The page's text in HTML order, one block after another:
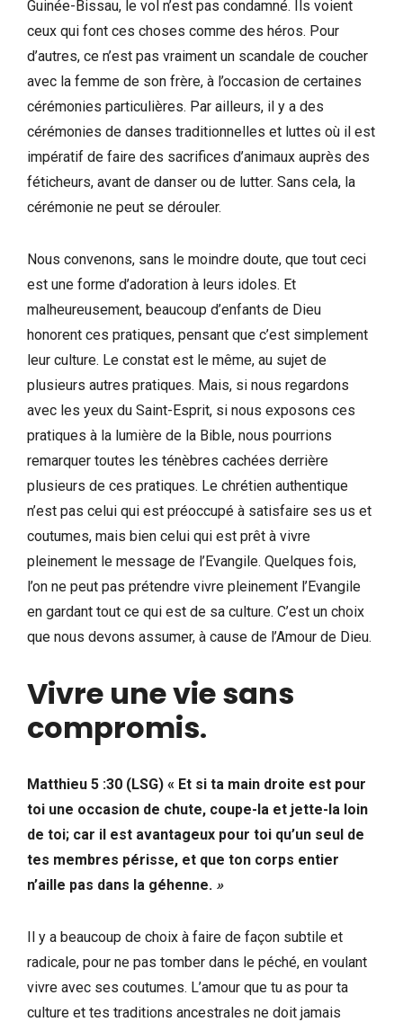
Guinée-Bissau, le vol n’est pas condamné. Ils voient
ceux qui font ces choses comme des héros. Pour
d’autres, ce n’est pas vraiment un scandale de coucher
avec la femme de son frère, à l’occasion de certaines
cérémonies particulières. Par ailleurs, il y a des
cérémonies de danses traditionnelles et luttes où il est
impératif de faire des sacrifices d’animaux auprès des
féticheurs, avant de danser ou de lutter. Sans cela, la
cérémonie ne peut se dérouler.
Nous convenons, sans le moindre doute, que tout ceci
est une forme d’adoration à leurs idoles. Et
malheureusement, beaucoup d’enfants de Dieu
honorent ces pratiques, pensant que c’est simplement
leur culture. Le constat est le même, au sujet de
plusieurs autres pratiques. Mais, si nous regardons
avec les yeux du Saint-Esprit, si nous exposons ces
pratiques à la lumière de la Bible, nous pourrions
remarquer toutes les ténèbres cachées derrière
plusieurs de ces pratiques. Le chrétien authentique
n’est pas celui qui est préoccupé à satisfaire ses us et
coutumes, mais bien celui qui est prêt à vivre
pleinement le message de l’Evangile. Quelques fois,
l’on ne peut pas prétendre vivre pleinement l’Evangile
en gardant tout ce qui est de sa culture. C’est un choix
que nous devons assumer, à cause de l’Amour de Dieu.
Vivre une vie sans
compromis.
Matthieu 5 :30 (LSG) « Et si ta main droite est pour
toi une occasion de chute, coupe-la et jette-la loin
de toi; car il est avantageux pour toi qu’un seul de
tes membres périsse, et que ton corps entier
n’aille pas dans la géhenne. »
Il y a beaucoup de choix à faire de façon subtile et
radicale, pour ne pas tomber dans le péché, en voulant
vivre avec ses coutumes. L’amour que tu as pour ta
culture et tes traditions ancestrales ne doit jamais